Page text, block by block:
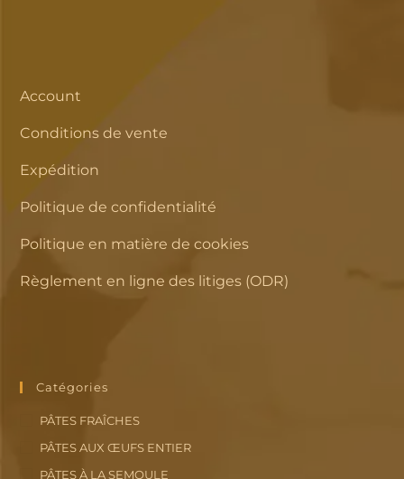
Account
Conditions de vente
Expédition
Politique de confidentialité
Politique en matière de cookies
Règlement en ligne des litiges (ODR)
Catégories
PÂTES FRAÎCHES
PÂTES AUX ŒUFS ENTIER
PÂTES À LA SEMOULE